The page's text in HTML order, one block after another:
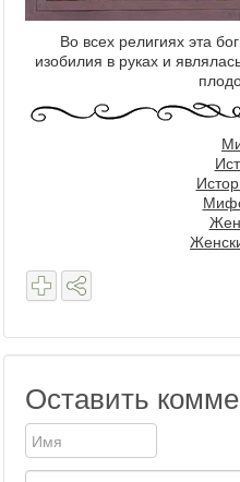
Во всех религиях эта
изобилия в руках и
Оставить